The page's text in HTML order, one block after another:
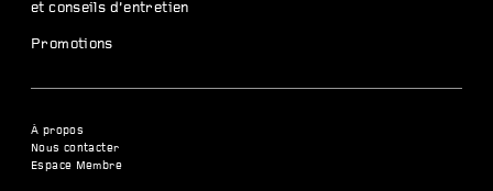
et conseils d’entretien
Promotions
À propos
Nous contacter
Espace Membre